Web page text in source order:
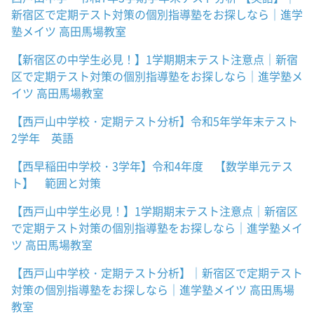
新宿区で定期テスト対策の個別指導塾をお探しなら｜進学
塾メイツ 高田馬場教室
【新宿区の中学生必見！】1学期期末テスト注意点｜新宿
区で定期テスト対策の個別指導塾をお探しなら｜進学塾メ
イツ 高田馬場教室
【西戸山中学校・定期テスト分析】令和5年学年末テスト
2学年 英語
【西早稲田中学校・3学年】令和4年度 【数学単元テス
ト】 範囲と対策
【西戸山中学生必見！】1学期期末テスト注意点｜新宿区
で定期テスト対策の個別指導塾をお探しなら｜進学塾メイ
ツ 高田馬場教室
【西戸山中学校・定期テスト分析】｜新宿区で定期テスト
対策の個別指導塾をお探しなら｜進学塾メイツ 高田馬場
教室